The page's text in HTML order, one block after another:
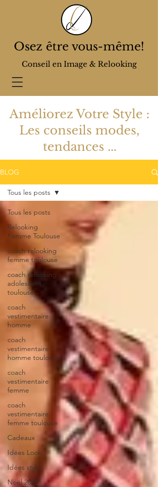
Osez être vous-même!
Conseil en Image & Relooking
Améliorez Votre Style :
Les conseils modes,
tendances ...
BLOG
Tous les posts
Relooking
Femme Toulouse
coach relooking
femme toulouse
coach relooking
adolescent
toulouse
coach
vestimentaire
homme
coach
vestimentaire
homme toulouse
coach
vestimentaire
femme
coach
vestimentaire
femme toulouse
Cadeaux
Idées Look
Idées style
Noël 2020
Tous les posts